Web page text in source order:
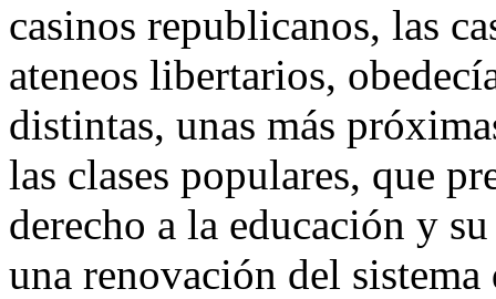
casinos republicanos, las
ateneos libertarios,
distintas, unas más
las clases populares, que
derecho a la educación y
una renovación del sistema